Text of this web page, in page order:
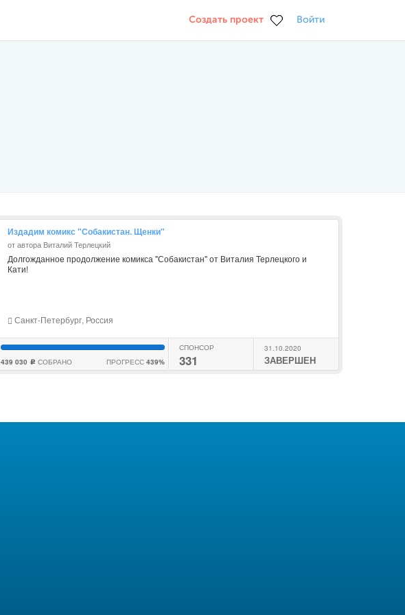
Создать проект Войти
Издадим комикс "Собакистан. Щенки"
от автора Виталий Терлецкий
Долгожданное продолжение комикса "Собакистан" от Виталия Терлецкого и
Кати!
Санкт-Петербург, Россия
439 030 c СОБРАНО ПРОГРЕСС 439%
СПОНСОР
331
31.10.2020
ЗАВЕРШЕН